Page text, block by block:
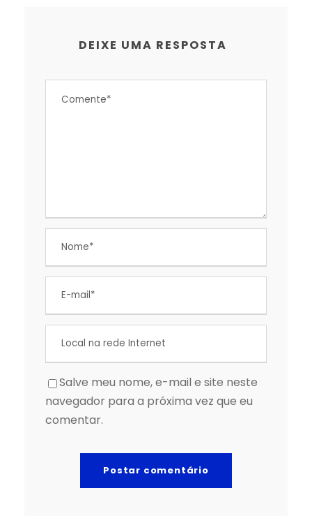
DEIXE UMA RESPOSTA
Salve meu nome, e-mail e site neste
navegador para a próxima vez que eu
comentar.